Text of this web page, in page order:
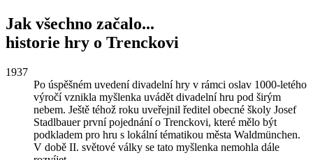
Jak všechno začalo...
historie hry o Trenckovi
1937
Po úspěšném uvedení divadelní hry v rámci oslav 1000-letého
výročí vznikla myšlenka uvádět divadelní hru pod širým
nebem. Ještě téhož roku uveřejnil ředitel obecné školy Josef
Stadlbauer první pojednání o Trenckovi, které mělo být
podkladem pro hru s lokální tématikou města Waldmünchen.
V době II. světové války se tato myšlenka nemohla dále